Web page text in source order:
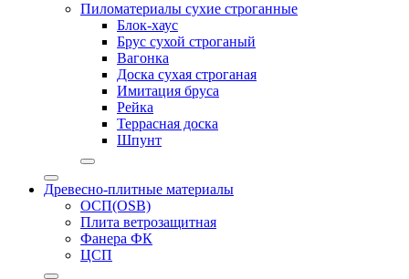
Пиломатериалы сухие строганные
Блок-хаус
Брус сухой строганый
Вагонка
Доска сухая строганая
Имитация бруса
Рейка
Террасная доска
Шпунт
Древесно-плитные материалы
ОСП(OSB)
Плита ветрозащитная
Фанера ФК
ЦСП